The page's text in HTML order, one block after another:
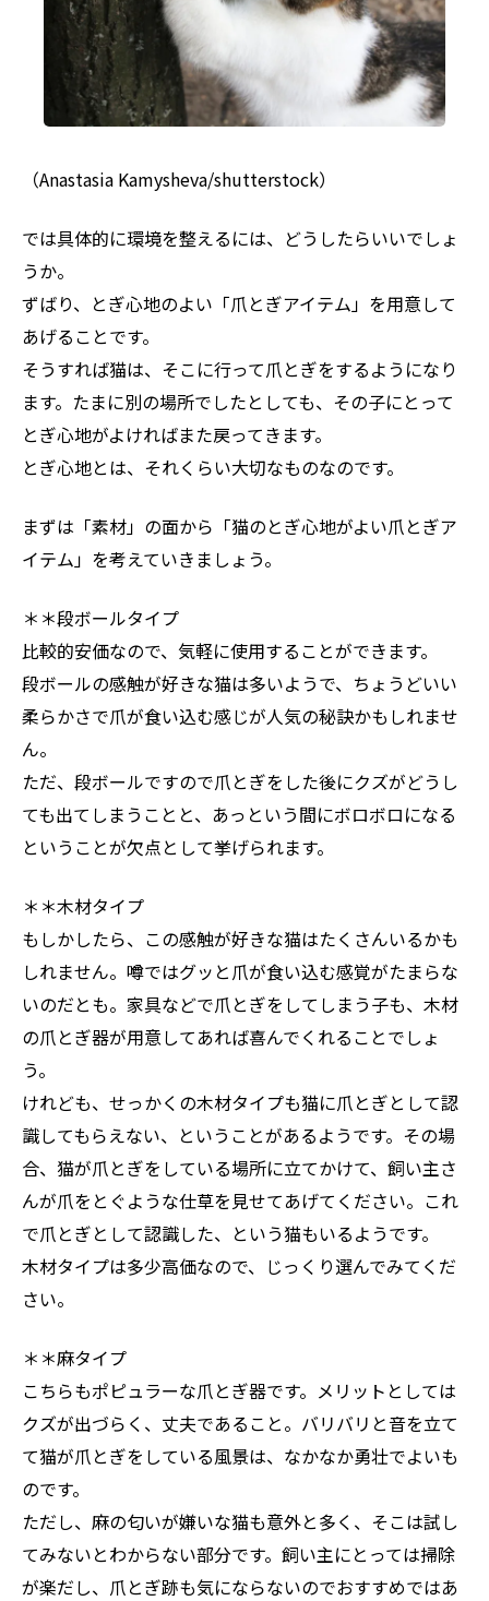
（Anastasia Kamysheva/shutterstock）
では具体的に環境を整えるには、どうしたらいいでしょ
うか。
ずばり、とぎ心地のよい「爪とぎアイテム」を用意して
あげることです。
そうすれば猫は、そこに行って爪とぎをするようになり
ます。たまに別の場所でしたとしても、その子にとって
とぎ心地がよければまた戻ってきます。
とぎ心地とは、それくらい大切なものなのです。
まずは「素材」の面から「猫のとぎ心地がよい爪とぎア
イテム」を考えていきましょう。
＊＊段ボールタイプ
比較的安価なので、気軽に使用することができます。
段ボールの感触が好きな猫は多いようで、ちょうどいい
柔らかさで爪が食い込む感じが人気の秘訣かもしれませ
ん。
ただ、段ボールですので爪とぎをした後にクズがどうし
ても出てしまうことと、あっという間にボロボロになる
ということが欠点として挙げられます。
＊＊木材タイプ
もしかしたら、この感触が好きな猫はたくさんいるかも
しれません。噂ではグッと爪が食い込む感覚がたまらな
いのだとも。家具などで爪とぎをしてしまう子も、木材
の爪とぎ器が用意してあれば喜んでくれることでしょ
う。
けれども、せっかくの木材タイプも猫に爪とぎとして認
識してもらえない、ということがあるようです。その場
合、猫が爪とぎをしている場所に立てかけて、飼い主さ
んが爪をとぐような仕草を見せてあげてください。これ
で爪とぎとして認識した、という猫もいるようです。
木材タイプは多少高価なので、じっくり選んでみてくだ
さい。
＊＊麻タイプ
こちらもポピュラーな爪とぎ器です。メリットとしては
クズが出づらく、丈夫であること。バリバリと音を立て
て猫が爪とぎをしている風景は、なかなか勇壮でよいも
のです。
ただし、麻の匂いが嫌いな猫も意外と多く、そこは試し
てみないとわからない部分です。飼い主にとっては掃除
が楽だし、爪とぎ跡も気にならないのでおすすめではあ